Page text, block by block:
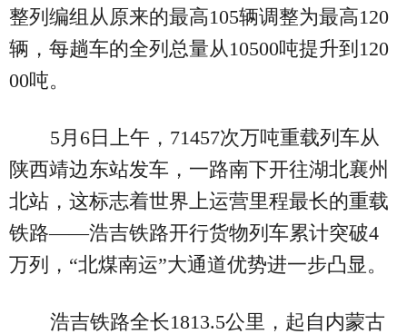
整列编组从原来的最高105辆调整为最高120
辆，每趟车的全列总量从10500吨提升到120
00吨。
5月6日上午，71457次万吨重载列车从
陕西靖边东站发车，一路南下开往湖北襄州
北站，这标志着世界上运营里程最长的重载
铁路——浩吉铁路开行货物列车累计突破4
万列，“北煤南运”大通道优势进一步凸显。
浩吉铁路全长1813.5公里，起自内蒙古